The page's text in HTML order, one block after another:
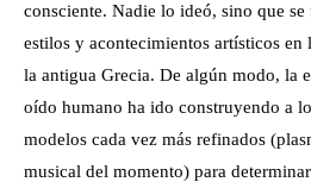
consciente. Nadie lo ideó, sino que
estilos y acontecimientos artísticos en
la antigua Grecia. De algún modo, la
oído humano ha ido construyendo a
modelos cada vez más refinados
musical del momento) para